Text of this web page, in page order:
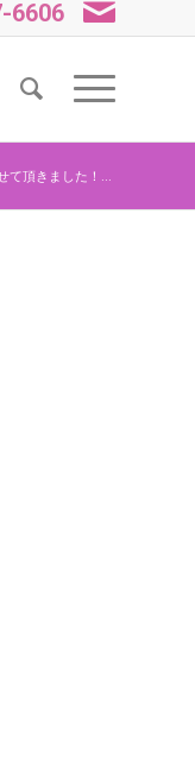
6606
て頂きました！...